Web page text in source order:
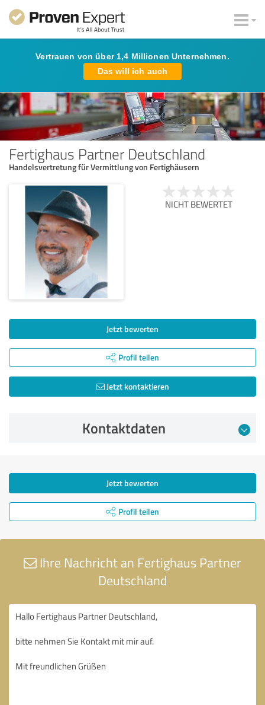
Vertrauen von über 1,4 Millionen Unternehmen.
Das will ich auch
Fertighaus Partner Deutschland
Handelsvertretung für Vermittlung von Fertighäusern
NICHT BEWERTET
Jetzt bewerten
Profil teilen
Jetzt kontaktieren
Kontaktdaten
Jetzt bewerten
Profil teilen
Ihre Nachricht an Fertighaus Partner
Deutschland